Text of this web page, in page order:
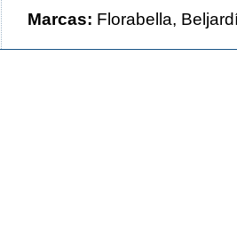
Marcas: Florabella,